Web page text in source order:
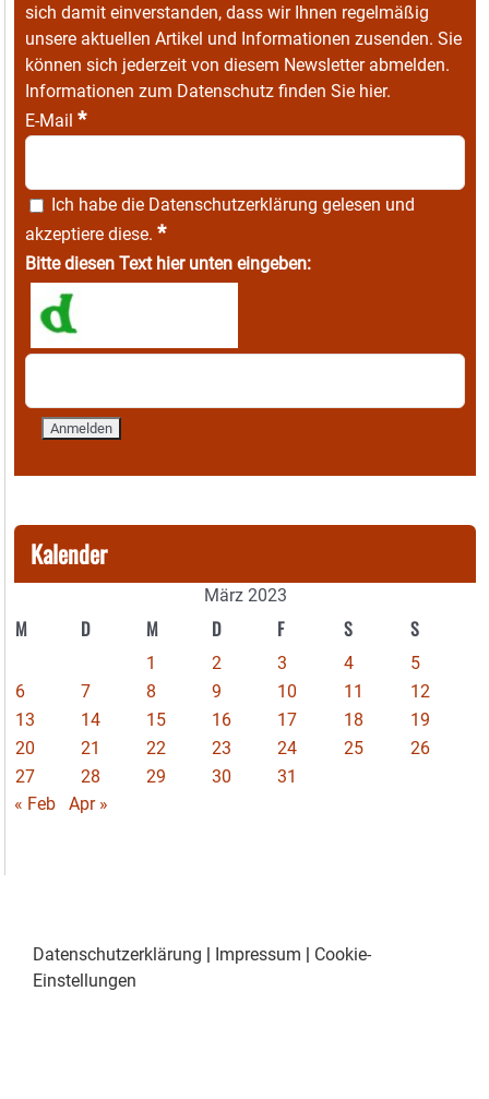
sich damit einverstanden, dass wir Ihnen regelmäßig
unsere aktuellen Artikel und Informationen zusenden. Sie
können sich jederzeit von diesem Newsletter abmelden.
Informationen zum Datenschutz finden Sie hier.
E-Mail *
Ich habe die Datenschutzerklärung gelesen und
akzeptiere diese. *
Bitte diesen Text hier unten eingeben:
Kalender
März 2023
M D M D F S S
1 2 3 4
5
6
7 8 9 10 11
12
13
14 15 16 17 18
19
20
21 22 23 24 25
26
27
28 29 30
31
« Feb
Apr »
Datenschutzerklärung | Impressum | Cookie-
Einstellungen